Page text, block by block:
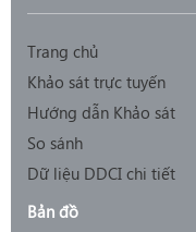
Trang chủ
Khảo sát trực tuyến
Hướng dẫn Khảo sát
So sánh
Dữ liệu DDCI chi tiết
Bản đồ